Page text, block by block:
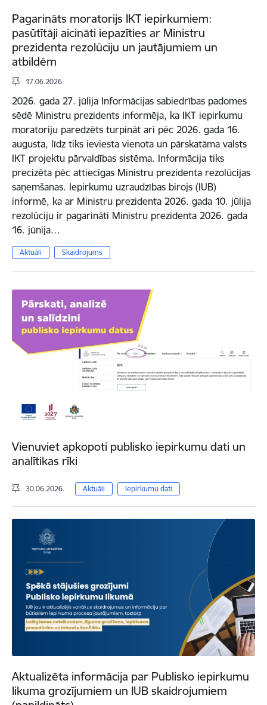
Pagarināts moratorijs IKT iepirkumiem:
pasūtītāji aicināti iepazīties ar Ministru
prezidenta rezolūciju un jautājumiem un
atbildēm
17.06.2026.
2026. gada 27. jūlija Informācijas sabiedrības padomes
sēdē Ministru prezidents informēja, ka IKT iepirkumu
moratoriju paredzēts turpināt arī pēc 2026. gada 16.
augusta, līdz tiks ieviesta vienota un pārskatāma valsts
IKT projektu pārvaldības sistēma. Informācija tiks
precizēta pēc attiecīgas Ministru prezidenta rezolūcijas
saņemšanas. Iepirkumu uzraudzības birojs (IUB)
informē, ka ar Ministru prezidenta 2026. gada 10. jūlija
rezolūciju ir pagarināti Ministru prezidenta 2026. gada
16. jūnija…
Aktuāli Skaidrojums
Vienuviet apkopoti publisko iepirkumu dati un
analītikas rīki
30.06.2026. Aktuāli Iepirkumu dati
Aktualizēta informācija par Publisko iepirkumu
likuma grozījumiem un IUB skaidrojumiem